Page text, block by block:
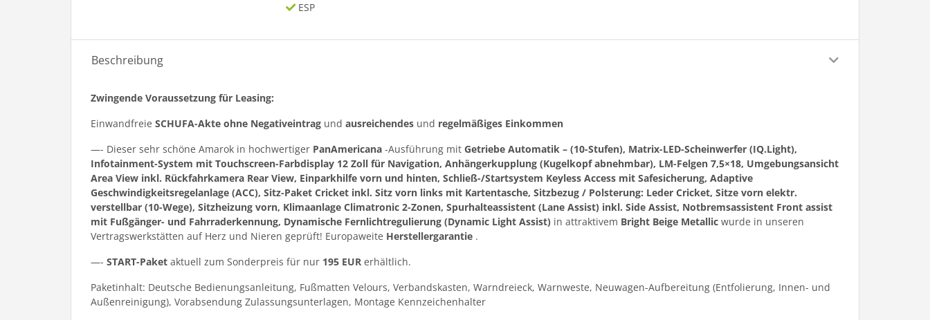
ESP
Beschreibung
Zwingende Voraussetzung für Leasing:
Einwandfreie SCHUFA-Akte ohne Negativeintrag und ausreichendes und regelmäßiges Einkommen
—- Dieser sehr schöne Amarok in hochwertiger PanAmericana -Ausführung mit Getriebe Automatik – (10-Stufen), Matrix-LED-Scheinwerfer (IQ.Light),
Infotainment-System mit Touchscreen-Farbdisplay 12 Zoll für Navigation, Anhängerkupplung (Kugelkopf abnehmbar), LM-Felgen 7,5×18, Umgebungsansicht
Area View inkl. Rückfahrkamera Rear View, Einparkhilfe vorn und hinten, Schließ-/Startsystem Keyless Access mit Safesicherung, Adaptive
Geschwindigkeitsregelanlage (ACC), Sitz-Paket Cricket inkl. Sitz vorn links mit Kartentasche, Sitzbezug / Polsterung: Leder Cricket, Sitze vorn elektr.
verstellbar (10-Wege), Sitzheizung vorn, Klimaanlage Climatronic 2-Zonen, Spurhalteassistent (Lane Assist) inkl. Side Assist, Notbremsassistent Front assist
mit Fußgänger- und Fahrraderkennung, Dynamische Fernlichtregulierung (Dynamic Light Assist) in attraktivem Bright Beige Metallic wurde in unseren
Vertragswerkstätten auf Herz und Nieren geprüft! Europaweite Herstellergarantie .
—- START-Paket aktuell zum Sonderpreis für nur 195 EUR erhältlich.
Paketinhalt: Deutsche Bedienungsanleitung, Fußmatten Velours, Verbandskasten, Warndreieck, Warnweste, Neuwagen-Aufbereitung (Entfolierung, Innen- und
Außenreinigung), Vorabsendung Zulassungsunterlagen, Montage Kennzeichenhalter